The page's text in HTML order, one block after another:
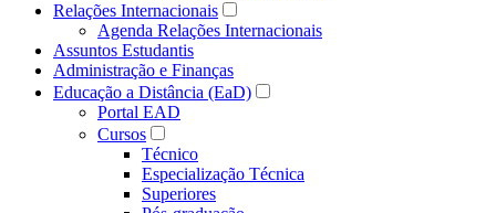
Relações Internacionais
Agenda Relações Internacionais
Assuntos Estudantis
Administração e Finanças
Educação a Distância (EaD)
Portal EAD
Cursos
Técnico
Especialização Técnica
Superiores